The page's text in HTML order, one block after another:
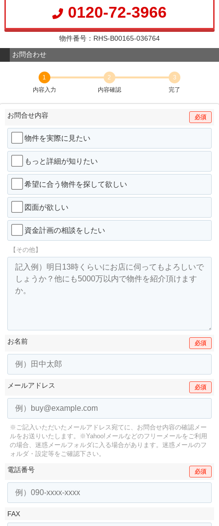
0120-72-3966
物件番号：RHS-B00165-036764
お問合わせ
1
内容入力
2
内容確認
3
完了
お問合せ内容 必須
物件を実際に見たい
もっと詳細が知りたい
希望に合う物件を探して欲しい
図面が欲しい
資金計画の相談をしたい
【その他】
お名前 必須
メールアドレス 必須
※ご記入いただいたメールアドレス宛てに、お問合せ内容の確認メー
ルをお送りいたします。
※Yahoo!メールなどのフリーメールをご利用
の場合、迷惑メールフォルダに入る場合があります。 迷惑メールのフ
ォルダ・設定等をご確認下さい。
電話番号 必須
FAX